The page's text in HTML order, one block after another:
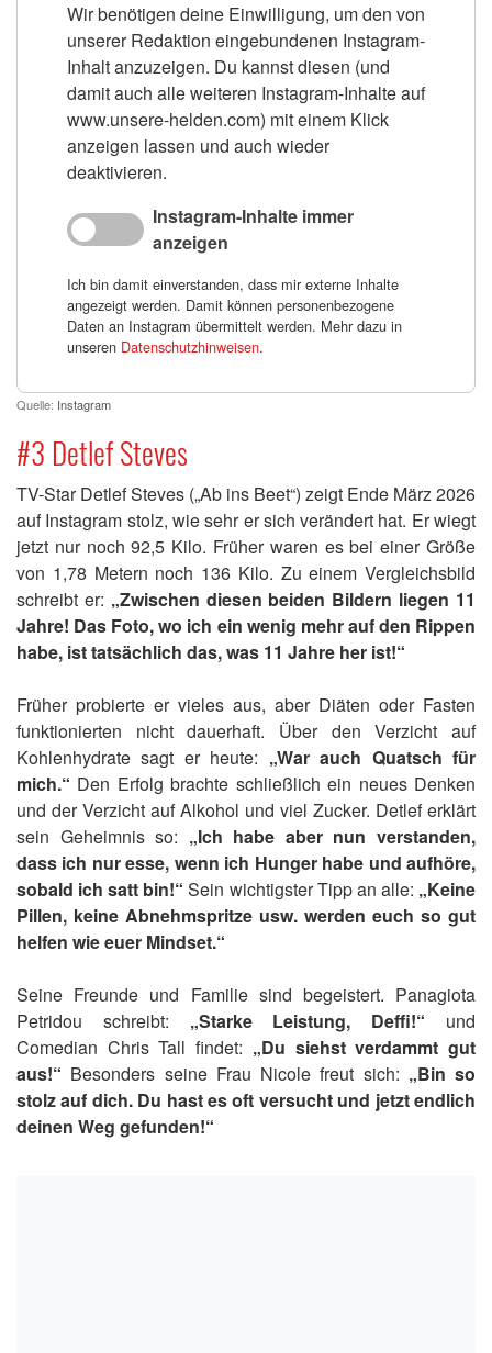
Wir benötigen deine Einwilligung, um den von
unserer Redaktion eingebundenen Instagram-
Inhalt anzuzeigen. Du kannst diesen (und
damit auch alle weiteren Instagram-Inhalte auf
www.unsere-helden.com) mit einem Klick
anzeigen lassen und auch wieder
deaktivieren.
Instagram-Inhalte immer
anzeigen
Ich bin damit einverstanden, dass mir externe Inhalte
angezeigt werden. Damit können personenbezogene
Daten an Instagram übermittelt werden. Mehr dazu in
unseren Datenschutzhinweisen.
Quelle: Instagram
#3 Detlef Steves
TV-Star Detlef Steves („Ab ins Beet“) zeigt Ende März 2026
auf Instagram stolz, wie sehr er sich verändert hat. Er wiegt
jetzt nur noch 92,5 Kilo. Früher waren es bei einer Größe
von 1,78 Metern noch 136 Kilo. Zu einem Vergleichsbild
schreibt er: „Zwischen diesen beiden Bildern liegen 11
Jahre! Das Foto, wo ich ein wenig mehr auf den Rippen
habe, ist tatsächlich das, was 11 Jahre her ist!“
Früher probierte er vieles aus, aber Diäten oder Fasten
funktionierten nicht dauerhaft. Über den Verzicht auf
Kohlenhydrate sagt er heute: „War auch Quatsch für
mich.“ Den Erfolg brachte schließlich ein neues Denken
und der Verzicht auf Alkohol und viel Zucker. Detlef erklärt
sein Geheimnis so: „Ich habe aber nun verstanden,
dass ich nur esse, wenn ich Hunger habe und aufhöre,
sobald ich satt bin!“Sein wichtigster Tipp an alle: „Keine
Pillen, keine Abnehmspritze usw. werden euch so gut
helfen wie euer Mindset.“
Seine Freunde und Familie sind begeistert. Panagiota
Petridou schreibt: „Starke Leistung, Deffi!“ und
Comedian Chris Tall findet: „Du siehst verdammt gut
aus!“ Besonders seine Frau Nicole freut sich: „Bin so
stolz auf dich. Du hast es oft versucht und jetzt endlich
deinen Weg gefunden!“